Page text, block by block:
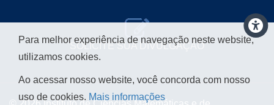
SOLICITE SUA DIVULGAÇÃO
Para melhor experiência de navegação neste website,
utilizamos cookies.
Ao acessar nosso website, você concorda com nosso
uso de cookies. Mais informações